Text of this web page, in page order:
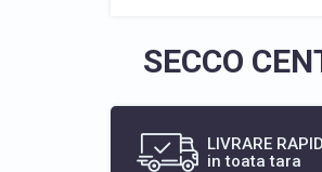
SECCO
LIVRARE
in toata tara